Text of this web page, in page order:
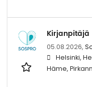
Kirjanpitäjä
05.08.2026,
Helsinki,
Häme,